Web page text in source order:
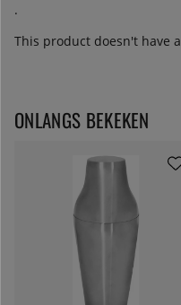
.
This product doesn't have
ONLANGS BEKEKEN